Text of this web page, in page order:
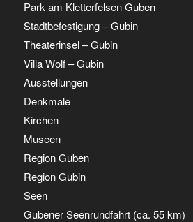
Park am Kletterfelsen Guben
Stadtbefestigung – Gubin
Theaterinsel – Gubin
Villa Wolf – Gubin
Ausstellungen
Denkmale
Kirchen
Museen
Region Guben
Region Gubin
Seen
Gubener Seenrundfahrt (ca. 55 km)